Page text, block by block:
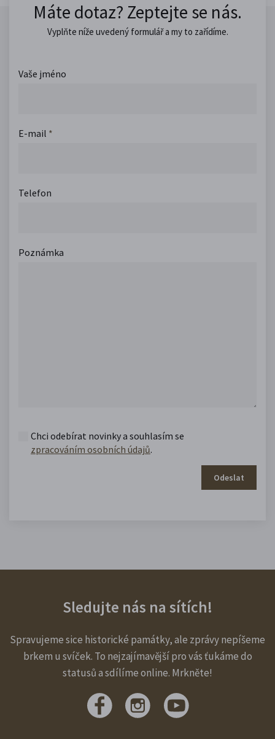
Máte dotaz? Zeptejte se nás.
Vyplňte níže uvedený formulář a my to zařídíme.
Vaše jméno
E-mail *
Telefon
Poznámka
Chci odebírat novinky a souhlasím se
zpracováním osobních údajů.
Odeslat
Sledujte nás na sítích!
Spravujeme sice historické památky, ale zprávy nepíšeme
brkem u svíček. To nejzajímavější pro vás ťukáme do
statusů a sdílíme online. Mrkněte!